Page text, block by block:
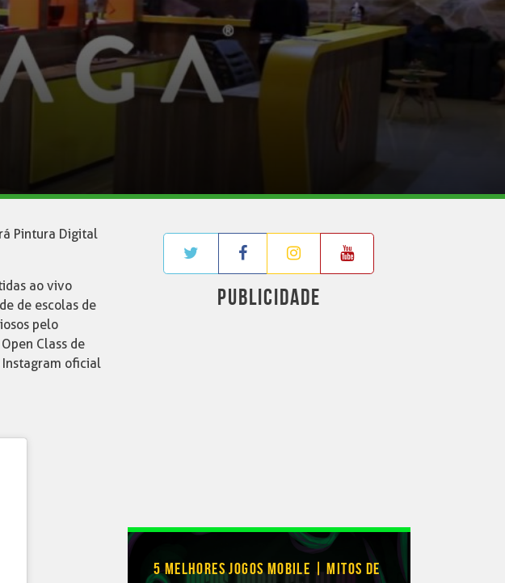
Pintura Digital
ao vivo
de escolas de
pelo
Class de
Instagram oficial
PUBLICIDADE
5 MELHORES JOGOS MOBILE | MITOS DE